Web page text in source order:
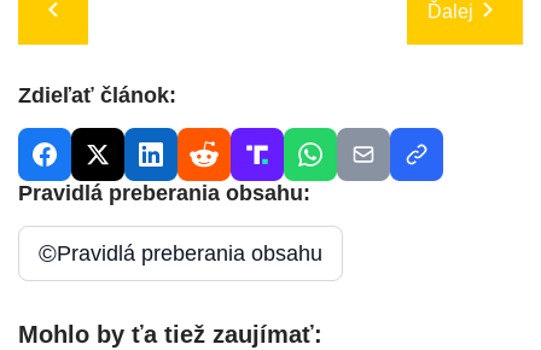
Ďalej
Zdieľať článok:
Pravidlá preberania obsahu:
©Pravidlá preberania obsahu
Mohlo by ťa tiež zaujímať: